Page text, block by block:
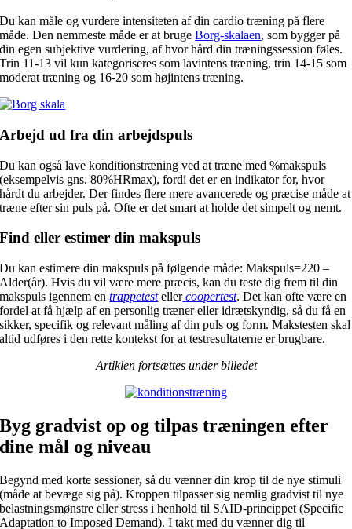
Du kan måle og vurdere intensiteten af din cardio træning på flere
måde. Den nemmeste måde er at brugeBorg-skalaen, som bygger på
din egen subjektive vurdering, af hvor hård din træningssession føles.
Trin 11-13 vil kun kategoriseres som lavintens træning, trin 14-15 som
moderat træning og 16-20 som højintens træning.
Arbejd ud fra din arbejdspuls
Du kan også lave konditionstræning ved at træne med %makspuls
(eksempelvis gns. 80%HRmax), fordi det er en indikator for, hvor
hårdt du arbejder. Der findes flere mere avancerede og præcise måde at
træne efter sin puls på. Ofte er det smart at holde det simpelt og nemt.
Find eller estimer din makspuls
Du kan estimere din makspuls på følgende måde: Makspuls=220 –
Alder(år). Hvis du vil være mere præcis, kan du teste dig frem til din
makspuls igennem entrappetesteller coopertest. Det kan ofte være en
fordel at få hjælp af en personlig træner eller idrætskyndig, så du få en
sikker, specifik og relevant måling af din puls og form. Makstesten skal
altid udføres i den rette kontekst for at testresultaterne er brugbare.
Artiklen fortsættes under billedet
Byg gradvist op og tilpas træningen efter
dine mål og niveau
Begynd med korte sessioner,så du vænner din krop til de nye stimuli
(måde at bevæge sig på). Kroppen tilpasser sig nemlig gradvist til nye
belastningsmønstre eller stress i henhold til SAID-princippet (Specific
Adaptation to Imposed Demand). I takt med du vænner dig til